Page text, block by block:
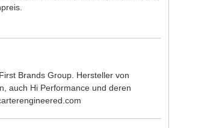
Brands Group. Hersteller von
auch Hi Performance und deren